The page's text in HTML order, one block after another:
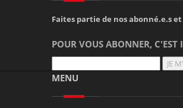
Faites partie de nos abonné.e.s
POUR VOUS ABONNER, C'EST
JE
MENU